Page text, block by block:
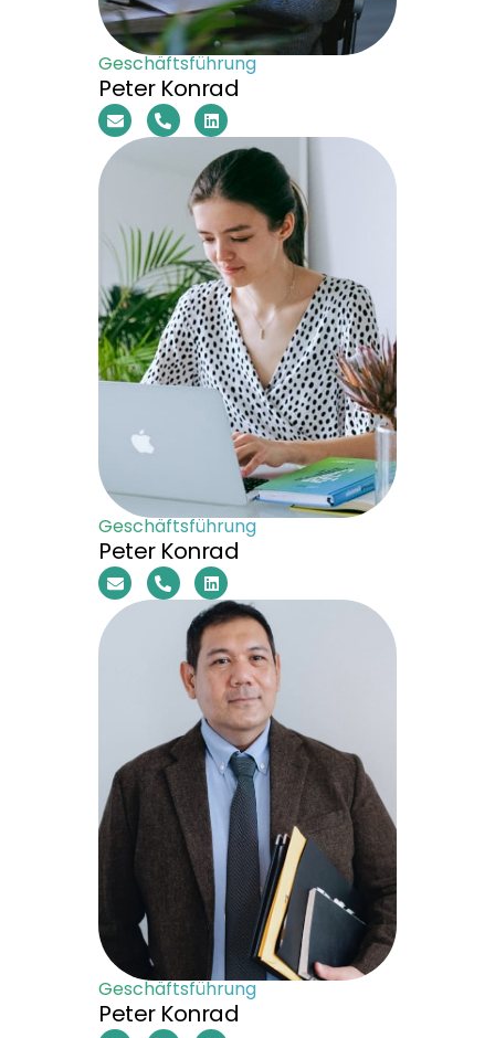
Geschäftsführung
Peter Konrad
Geschäftsführung
Peter Konrad
Geschäftsführung
Peter Konrad